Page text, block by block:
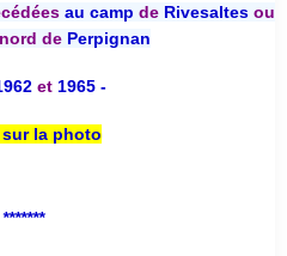
au camp deRivesaltesou
de Perpignan
et 1965 -
la photo
*******